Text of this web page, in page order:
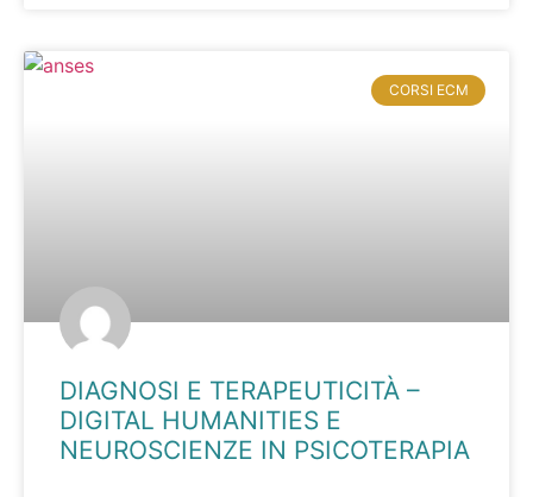
CORSI ECM
DIAGNOSI E TERAPEUTICITÀ –
DIGITAL HUMANITIES E
NEUROSCIENZE IN PSICOTERAPIA